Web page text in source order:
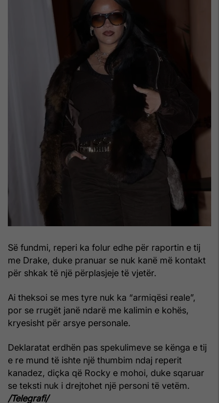
Së fundmi, reperi ka folur edhe për raportin e tij
me Drake, duke pranuar se nuk kanë më kontakt
për shkak të një përplasjeje të vjetër.
Ai theksoi se mes tyre nuk ka “armiqësi reale”,
por se rrugët janë ndarë me kalimin e kohës,
kryesisht për arsye personale.
Deklaratat erdhën pas spekulimeve se kënga e tij
e re mund të ishte një thumbim ndaj reperit
kanadez, diçka që Rocky e mohoi, duke sqaruar
se teksti nuk i drejtohet një personi të vetëm.
/Telegrafi/